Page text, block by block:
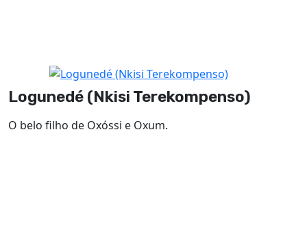
Logunedé (Nkisi Terekompenso)
O belo filho de Oxóssi e Oxum.